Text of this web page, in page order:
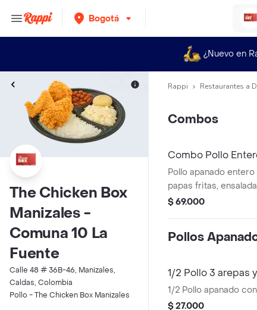
Bogotá
¿Nuevo en
The Chicken Box
Manizales -
Comuna 10 La
Fuente
Calle 48 # 36B-46, Manizales,
Caldas, Colombia
Pollo - The Chicken Box Manizales
Rappi Restaurantes a
Combos
Combo Pollo
Pollo apanado
papas fritas,
salsa de la casa 4 oz,
$ 69.000
Pollos
1/2 Pollo 3 arepas
1/2 Pollo apanado
$ 27.000